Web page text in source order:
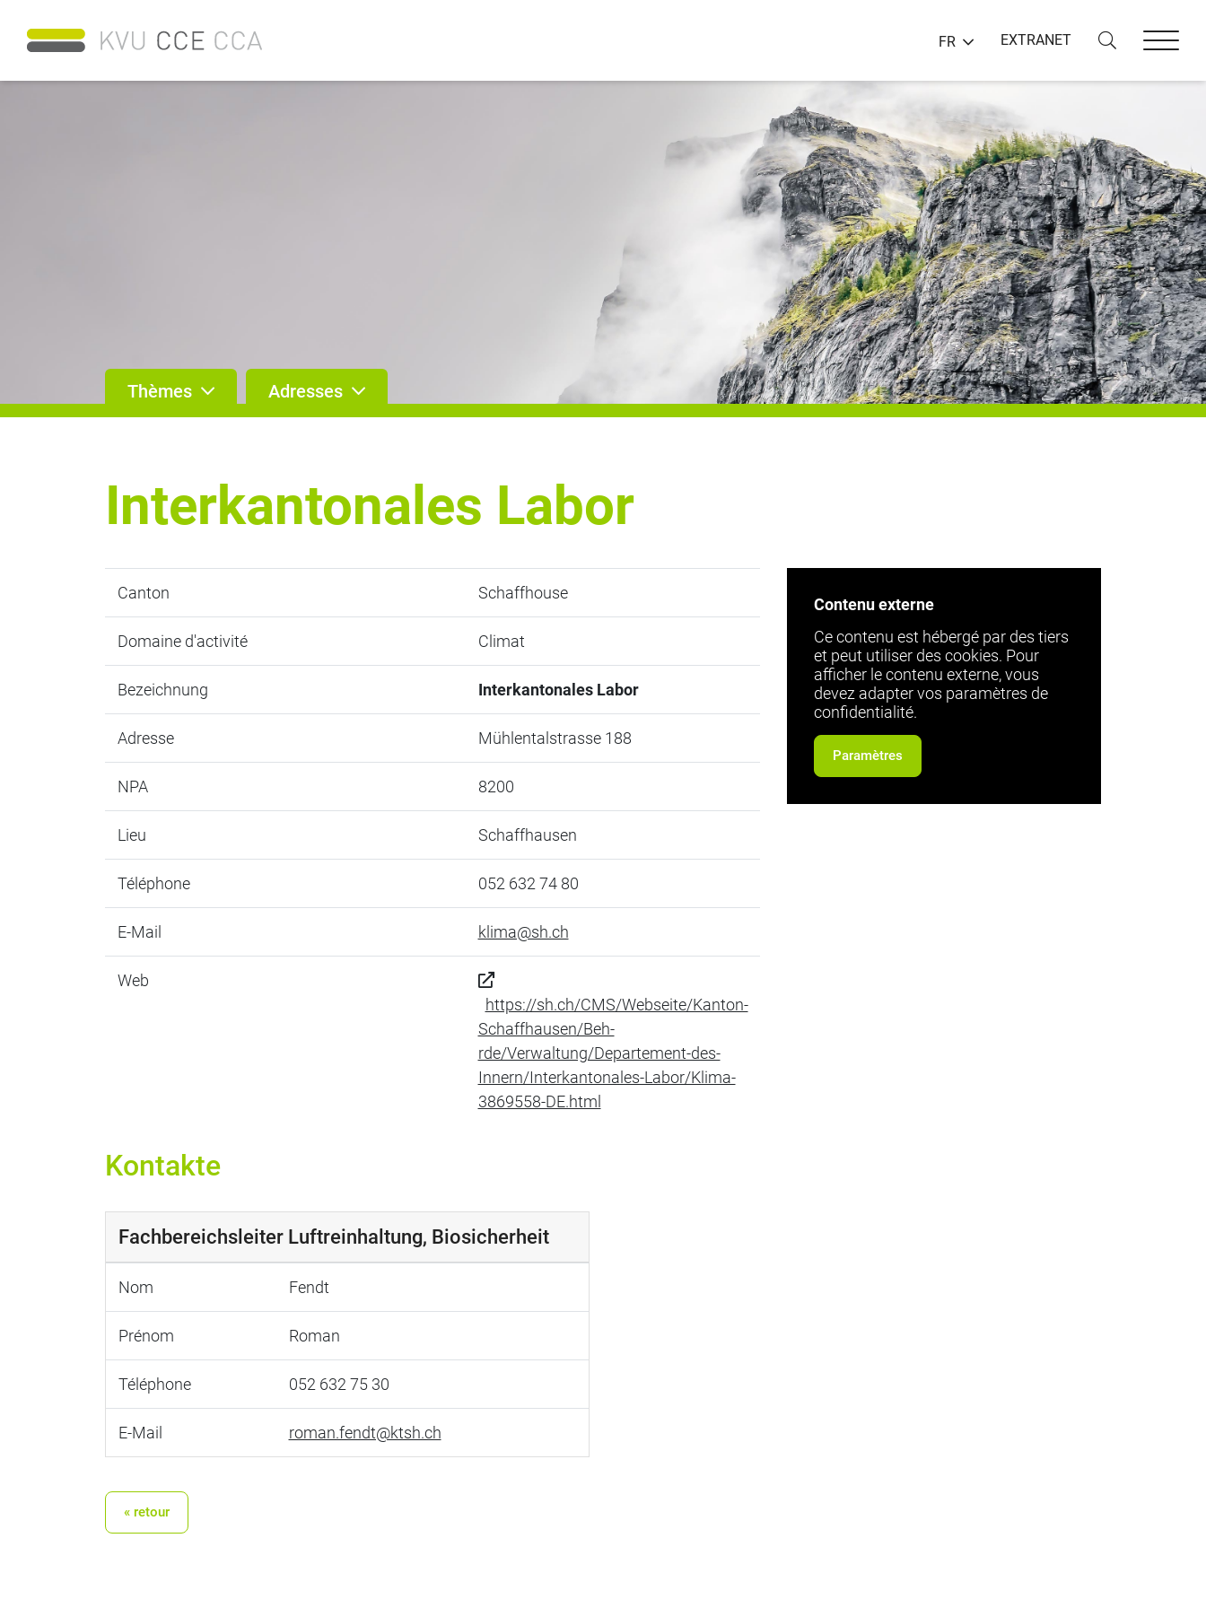
FR EXTRANET
Thèmes Adresses
Interkantonales Labor
Canton Schaffhouse
Domaine d'activité Climat
Bezeichnung Interkantonales Labor
Adresse Mühlentalstrasse 188
NPA 8200
Lieu Schaffhausen
Téléphone 052 632 74 80
E-Mail klima@sh.ch
Web
https://sh.ch/CMS/Webseite/Kanton-
Schaffhausen/Beh-
rde/Verwaltung/Departement-des-
Innern/Interkantonales-Labor/Klima-
3869558-DE.html
Contenu externe
Ce contenu est hébergé par des tiers
et peut utiliser des cookies. Pour
afficher le contenu externe, vous
devez adapter vos paramètres de
confidentialité.
Paramètres
Kontakte
Fachbereichsleiter Luftreinhaltung, Biosicherheit
Nom Fendt
Prénom Roman
Téléphone 052 632 75 30
E-Mail roman.fendt@ktsh.ch
« retour